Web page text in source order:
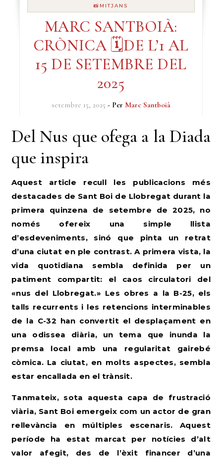
📸MITJANS
MARC SANTBOIÀ:
CRÒNICA 🗓️DE L’1 AL
15 DE SETEMBRE DEL
2025
setembre 15, 2025 - Per Marc Santboià
Del Nus que ofega a la Diada
que inspira
Aquest article recull les publicacions més
destacades de Sant Boi de Llobregat durant la
primera quinzena de setembre de 2025, no
només ofereix una simple llista
d’esdeveniments, sinó que pinta un retrat
d’una ciutat en ple contrast. A primera vista, la
vida quotidiana sembla definida per un
patiment compartit: el caos circulatori del
«nus del Llobregat.» Les obres a la B-25, els
talls recurrents i les retencions interminables
de la C-32 han convertit el desplaçament en
una odissea diària, un tema que inunda la
premsa local amb una regularitat gairebé
còmica. La ciutat, en molts aspectes, sembla
estar encallada en el trànsit.
Tanmateix, sota aquesta capa de frustració
viària, Sant Boi emergeix com un actor de gran
rellevància en múltiples escenaris. Aquest
període ha estat marcat per notícies d’alt
valor afegit, des de l’èxit financer d’una